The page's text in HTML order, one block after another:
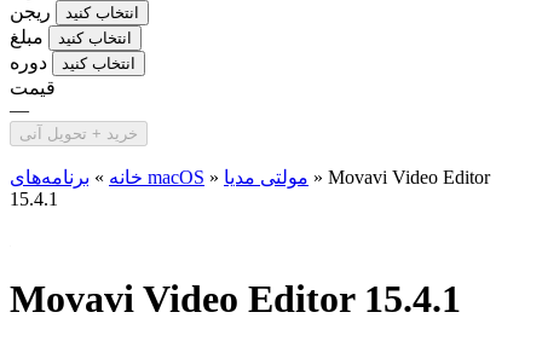
ریجن
انتخاب کنید
مبلغ انتخاب کنید
دوره انتخاب کنید
قیمت
—
خرید + تحویل آنی
خانه » برنامه‌های macOS » مولتی مدیا » Movavi Video Editor
15.4.1
Movavi Video Editor 15.4.1